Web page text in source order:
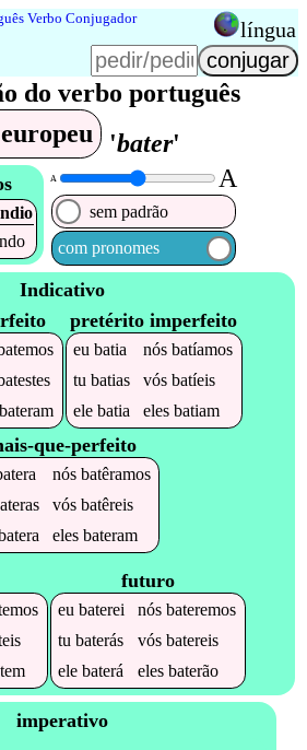
Verbo Conjugador língua
do verbo português
europeu
'bater'
A A
sem padrão
com pronomes
Indicativo
bateram
pretérito imperfeito
eubatia nósbatíamos
tubatias vósbatíeis
elebatia elesbatiam
que-perfeito
nós batêramos
vós batêreis
eles bateram
futuro
eubaterei nósbateremos
tubaterás vósbatereis
elebaterá elesbaterão
imperativo